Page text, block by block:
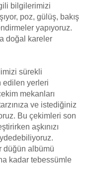
bilgilerimizi
poz, gülüş, bakış
yapıyoruz.
doğal kareler
sürekli
edilen yerleri
mekanları
ve istediğiniz
Bu çekimleri son
aşkınızı
düğün albümü
kadar tebessümle